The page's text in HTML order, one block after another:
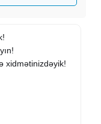
xidmətinizdəyik!